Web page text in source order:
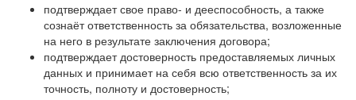
подтверждает свое право- и дееспособность, а также
сознаёт ответственность за обязательства, возложенные
на него в результате заключения договора;
подтверждает достоверность предоставляемых личных
данных и принимает на себя всю ответственность за их
точность, полноту и достоверность;